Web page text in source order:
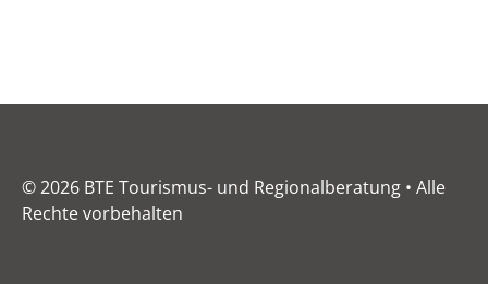
© 2026 BTE Tourismus- und Regionalberatung • Alle
Rechte vorbehalten